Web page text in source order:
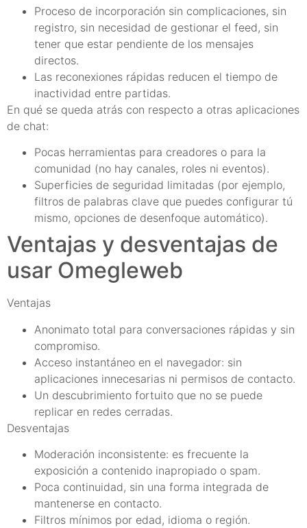
Proceso de incorporación sin complicaciones, sin
registro, sin necesidad de gestionar el feed, sin
tener que estar pendiente de los mensajes
directos.
Las reconexiones rápidas reducen el tiempo de
inactividad entre partidas.
En qué se queda atrás con respecto a otras aplicaciones
de chat:
Pocas herramientas para creadores o para la
comunidad (no hay canales, roles ni eventos).
Superficies de seguridad limitadas (por ejemplo,
filtros de palabras clave que puedes configurar tú
mismo, opciones de desenfoque automático).
Ventajas y desventajas de
usar Omegleweb
Ventajas
Anonimato total para conversaciones rápidas y sin
compromiso.
Acceso instantáneo en el navegador: sin
aplicaciones innecesarias ni permisos de contacto.
Un descubrimiento fortuito que no se puede
replicar en redes cerradas.
Desventajas
Moderación inconsistente: es frecuente la
exposición a contenido inapropiado o spam.
Poca continuidad, sin una forma integrada de
mantenerse en contacto.
Filtros mínimos por edad, idioma o región.